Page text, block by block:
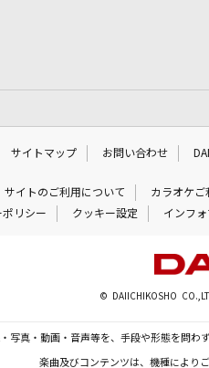
サイトマップ お問い合わせ
サイトのご利用について カラオケご
リシー
クッキー設定 インフ
© DAIICHIKOSHO
写真・動画・音声等を、手段や形態を問わ
楽曲及びコンテンツは、機種により